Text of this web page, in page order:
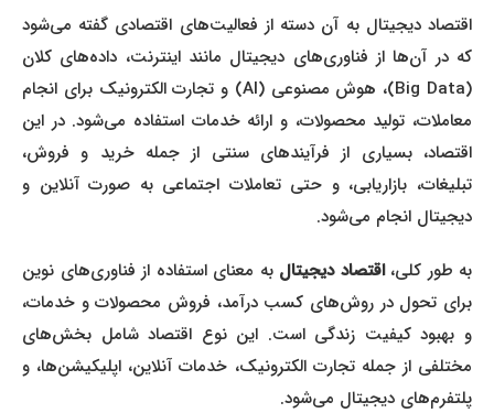
اقتصاد دیجیتال به آن دسته از فعالیت‌های اقتصادی گفته می‌شود
که در آن‌ها از فناوری‌های دیجیتال مانند اینترنت، داده‌های کلان
(Big Data)، هوش مصنوعی (AI) و تجارت الکترونیک برای انجام
معاملات، تولید محصولات، و ارائه خدمات استفاده می‌شود. در این
اقتصاد، بسیاری از فرآیندهای سنتی از جمله خرید و فروش،
تبلیغات، بازاریابی، و حتی تعاملات اجتماعی به صورت آنلاین و
دیجیتال انجام می‌شود.
به طور کلی،اقتصاد دیجیتالبه معنای استفاده از فناوری‌های نوین
برای تحول در روش‌های کسب درآمد، فروش محصولات و خدمات،
و بهبود کیفیت زندگی است. این نوع اقتصاد شامل بخش‌های
مختلفی از جمله تجارت الکترونیک، خدمات آنلاین، اپلیکیشن‌ها، و
پلتفرم‌های دیجیتال می‌شود.